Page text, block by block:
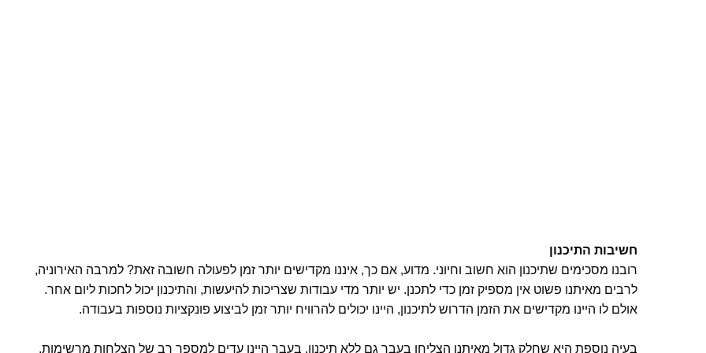
חשיבות התיכנון
רובנו מסכימים שתיכנון הוא חשוב וחיוני. מדוע, אם כך, איננו מקדישים יותר זמן לפעולה חשובה זאת? למרבה האירוניה,
לרבים מאיתנו פשוט אין מספיק זמן כדי לתכנן. יש יותר מדי עבודות שצריכות להיעשות, והתיכנון יכול לחכות ליום אחר.
אולם לו היינו מקדישים את הזמן הדרוש לתיכנון, היינו יכולים להרוויח יותר זמן לביצוע פונקציות נוספות בעבודה.
בעיה נוספת היא שחלק גדול מאיתנו הצליחו בעבר גם ללא תיכנון. בעבר היינו עדים למספר רב של הצלחות מרשימות.